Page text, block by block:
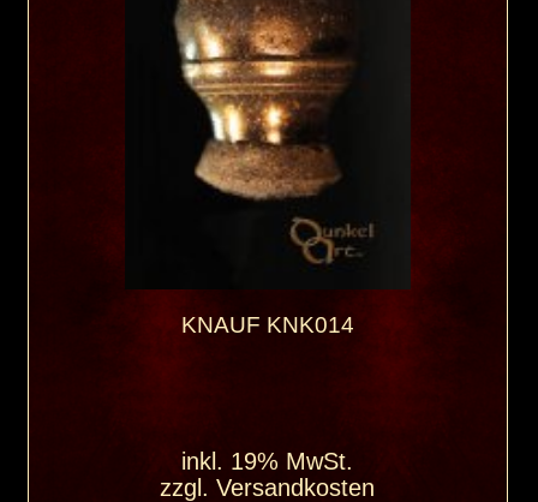
KNAUF KNK014
inkl. 19% MwSt.
zzgl.Versandkosten